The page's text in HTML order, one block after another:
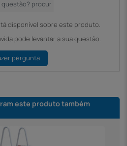
disponível sobre este produto.
pode levantar a sua questão.
pergunta
este produto também